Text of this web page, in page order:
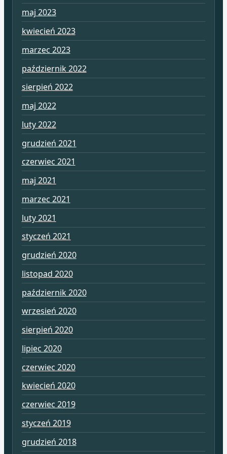
maj 2023
kwiecień 2023
marzec 2023
październik 2022
sierpień 2022
maj 2022
luty 2022
grudzień 2021
czerwiec 2021
maj 2021
marzec 2021
luty 2021
styczeń 2021
grudzień 2020
listopad 2020
październik 2020
wrzesień 2020
sierpień 2020
lipiec 2020
czerwiec 2020
kwiecień 2020
czerwiec 2019
styczeń 2019
grudzień 2018